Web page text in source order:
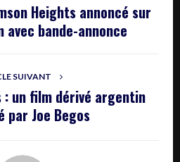
Heights annoncé sur
avec bande-annonce
SUIVANT
: un film dérivé argentin
par Joe Begos